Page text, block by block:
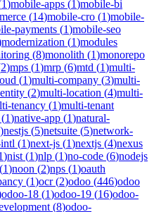
1)mobile-apps (1)mobile-bi
(14)mobile-cro (1)mobile-
payments (1)mobile-seo
modernization (1)modules
(8)monolith (1)monorepo
2)mps (1)mrp (6)mtd (1)multi-
(1)multi-company (3)multi-
(2)multi-location (4)multi-
tenancy (1)multi-tenant
(1)native-app (1)natural-
)nestjs (5)netsuite (5)network-
(1)next-js (1)nextjs (4)nexus
)nist (1)nlp (1)no-code (6)nodejs
(1)noon (2)nps (1)oauth
(1)ocr(2)odoo (446)odoo
odoo-18 (1)odoo-19 (16)odoo-
(8)odoo-